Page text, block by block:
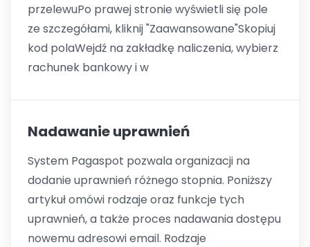
przelewuPo prawej stronie wyświetli się pole
ze szczegółami, kliknij "Zaawansowane"Skopiuj
kod polaWejdź na zakładkę naliczenia, wybierz
rachunek bankowy i w
Nadawanie uprawnień
System Pagaspot pozwala organizacji na
dodanie uprawnień różnego stopnia. Poniższy
artykuł omówi rodzaje oraz funkcje tych
uprawnień, a także proces nadawania dostępu
nowemu adresowi email. Rodzaje